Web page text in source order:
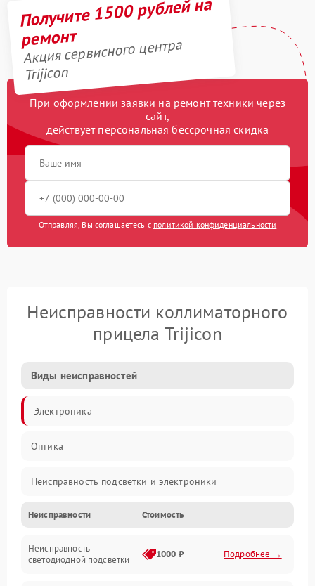
Получите 1500 рублей на
ремонт
Акция сервисного центра
Trijicon
При оформлении заявки на ремонт техники через
сайт,
действует персональная бессрочная скидка
Отправляя, Вы соглашаетесь с политикой конфиденциальности
Неисправности коллиматорного
прицела Trijicon
Виды неисправностей
Электроника
Оптика
Неисправность подсветки и электроники
Неисправность изображения
Электропитание
Неисправности Стоимость
Неисправность
светодиодной подсветки
1000 ₽ Подробнее →